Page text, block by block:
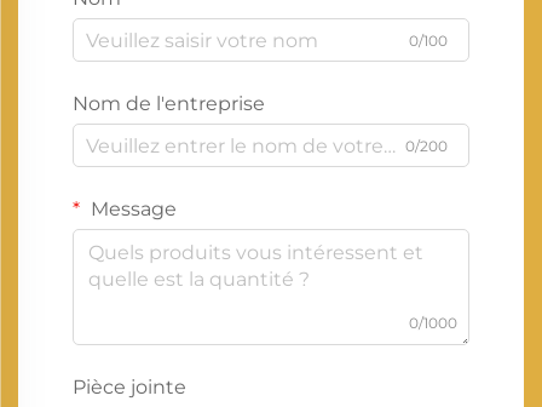
0/100
Nom de l'entreprise
0/200
Message
0/1000
Pièce jointe